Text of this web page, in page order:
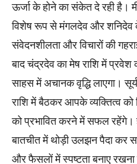
ऊर्जा के होने का संकेत दे रही है।
विशेष रूप से मंगलदेव और शनिदेव
संवेदनशीलता और विचारों की
बाद चंद्रदेव का मेष राशि में
साहस में अचानक वृद्धि लाएगा।
राशि में बैठकर आपके व्यक्तित्व
को प्रभावित करने में सफल रहेंगे।
बातचीत में थोड़ी उलझन पैदा
और फैसलों में स्पष्टता बनाए